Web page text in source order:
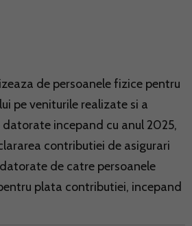
de persoanele fizice pentru
pe veniturile realizate si a
incepand cu anul 2025,
contributiei de asigurari
de catre persoanele
plata contributiei, incepand